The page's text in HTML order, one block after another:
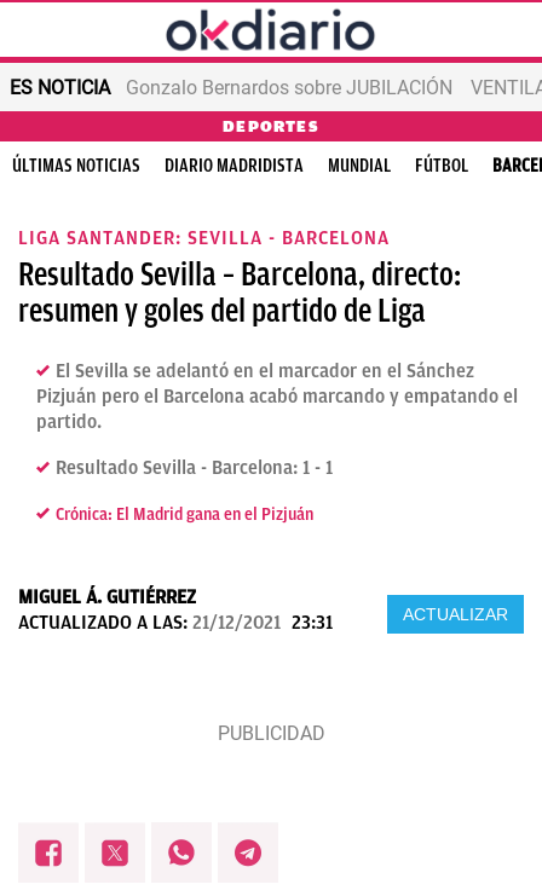
ES NOTICIA Gonzalo Bernardos sobre JUBILACIÓN
DEPORTES
ÚLTIMAS NOTICIAS DIARIO MADRIDISTA MUNDIAL FÚTBOL
LIGA SANTANDER: SEVILLA - BARCELONA
Resultado Sevilla – Barcelona, directo:
resumen y goles del partido de Liga
El Sevilla se adelantó en el marcador en el Sánchez
Pizjuán pero el Barcelona acabó marcando y empatando el
partido.
Resultado Sevilla - Barcelona: 1 - 1
Crónica: El Madrid gana en el Pizjuán
MIGUEL Á. GUTIÉRREZ
ACTUALIZADO A LAS: 21/12/2021 23:31 ACTUALIZAR